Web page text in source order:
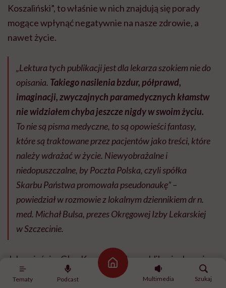
Tematy Podcast
Strona główna
Multimedia
Szukaj
Koszaliński”, to właśnie w nich znajdują się porady
mogące wpłynąć negatywnie na nasze zdrowie, a
nawet życie.
„Lektura tych publikacji jest dla lekarza szokiem nie do
opisania. Takiego nasilenia bzdur, półprawd,
imaginacji, zwyczajnych paramedycznych kłamstw
nie widziałem chyba jeszcze nigdy w swoim życiu.
To nie są pisma medyczne, to są opowieści fantasy,
które są traktowane przez pacjentów jako treści, które
należy wdrażać w życie. Niewyobrażalne i
niedopuszczalne, by Poczta Polska, czyli spółka
Skarbu Państwa promowała pseudonaukę” –
powiedział w rozmowie z lokalnym dziennikiem dr n.
med. Michał Bulsa, prezes Okręgowej Izby Lekarskiej
w Szczecinie.
Jak wyjaśnia „Głos Koszaliński”, w publikacjach można
przeczytać, że
„nowotwory piersi mogą być leczone